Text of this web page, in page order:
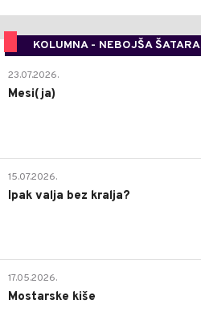
KOLUMNA - NEBOJŠA ŠATARA
23.07.2026.
Mesi(ja)
15.07.2026.
Ipak valja bez kralja?
17.05.2026.
Mostarske kiše